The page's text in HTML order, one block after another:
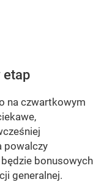
etap
na czwartkowym
powalczy
bonusowych
generalnej.